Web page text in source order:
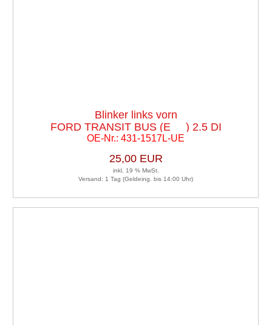
Blinker links vorn
FORD TRANSIT BUS (E_ _) 2.5 DI
OE-Nr.: 431-1517L-UE
25,00 EUR
inkl. 19 % MwSt.
Versand: 1 Tag (Geldeing. bis 14:00 Uhr)